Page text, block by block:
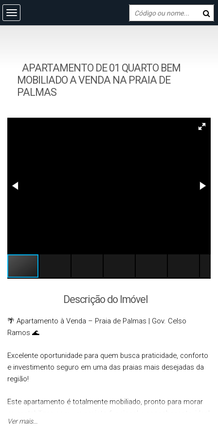
APARTAMENTO DE 01 QUARTO BEM
MOBILIADO A VENDA NA PRAIA DE
PALMAS
Descrição do Imóvel
🌴 Apartamento à Venda – Praia de Palmas | Gov. Celso
Ramos 🌊
Excelente oportunidade para quem busca praticidade, conforto
e investimento seguro em uma das praias mais desejadas da
região!
Este apartamento é totalmente mobiliado, pronto para morar
ou rentabilizar, com um projeto funcional e aconchegante, ideal
para quem valoriza conforto e boa localização.
Ver mais...